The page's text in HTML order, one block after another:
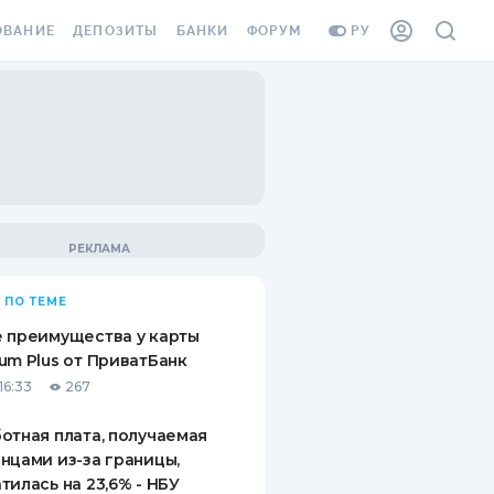
РУ
ВИНЬЕТКА
СОТРУДНИКОВ
ОТ
СЛУЧАЕВ
ДЕПОЗИТЫ
ВОПРОСЫ И ОТВЕТЫ
ПУТЕВОДИТЕЛИ ПО
БАНКИ ФОРУМ
ПО ТЕМЕ
преимущества у карты
Plus от ПриватБанк
267
плата, получаемая
из-за границы,
на 23,6% - НБУ